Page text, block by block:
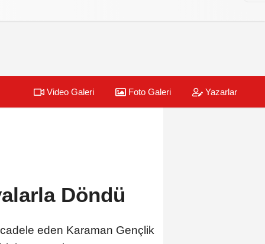
Video Galeri Foto Galeri Yazarlar
Döndü
eden Karaman Gençlik